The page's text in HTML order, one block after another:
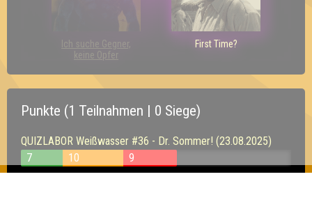
Ich suche Gegner,
keine Opfer
First Time?
Punkte (1 Teilnahmen | 0 Siege)
QUIZLABOR Weißwasser #36 - Dr. Sommer! (23.08.2025)
7
10 9